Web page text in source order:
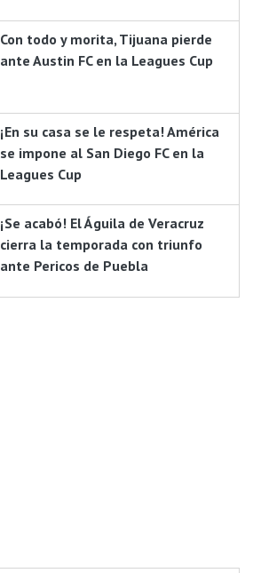
Con todo y morita, Tijuana pierde
ante Austin FC en la Leagues Cup
¡En su casa se le respeta! América
se impone al San Diego FC en la
Leagues Cup
¡Se acabó! El Águila de Veracruz
cierra la temporada con triunfo
ante Pericos de Puebla